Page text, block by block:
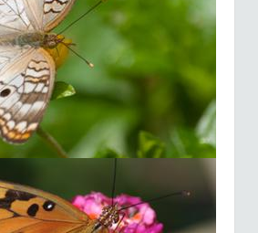
Fiche espèce
Anolis marbré (L') |
Ctenonotus
marmoratus
2025-12-03
Fiche espèce
Aigrette neigeuse |
Egretta thula
2025-12-03
Fiche espèce
Tyran gris | Tyrannus
dominicensis
2025-12-03